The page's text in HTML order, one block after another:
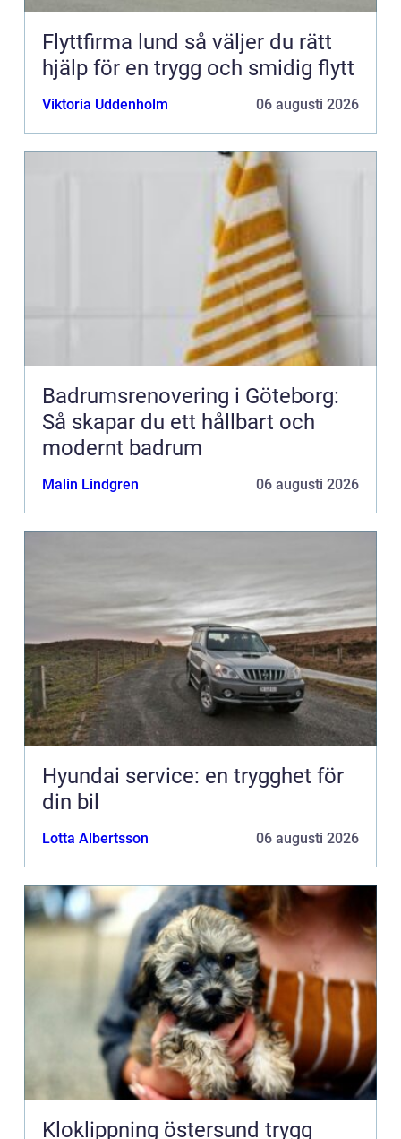
Flyttfirma lund så väljer du rätt
hjälp för en trygg och smidig flytt
Viktoria Uddenholm 06 augusti 2026
Badrumsrenovering i Göteborg:
Så skapar du ett hållbart och
modernt badrum
Malin Lindgren 06 augusti 2026
Hyundai service: en trygghet för
din bil
Lotta Albertsson 06 augusti 2026
Kloklippning östersund trygg